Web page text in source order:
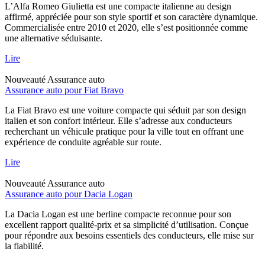
L’Alfa Romeo Giulietta est une compacte italienne au design
affirmé, appréciée pour son style sportif et son caractère dynamique.
Commercialisée entre 2010 et 2020, elle s’est positionnée comme
une alternative séduisante.
Lire
Nouveauté Assurance auto
Assurance auto pour Fiat Bravo
La Fiat Bravo est une voiture compacte qui séduit par son design
italien et son confort intérieur. Elle s’adresse aux conducteurs
recherchant un véhicule pratique pour la ville tout en offrant une
expérience de conduite agréable sur route.
Lire
Nouveauté Assurance auto
Assurance auto pour Dacia Logan
La Dacia Logan est une berline compacte reconnue pour son
excellent rapport qualité-prix et sa simplicité d’utilisation. Conçue
pour répondre aux besoins essentiels des conducteurs, elle mise sur
la fiabilité.